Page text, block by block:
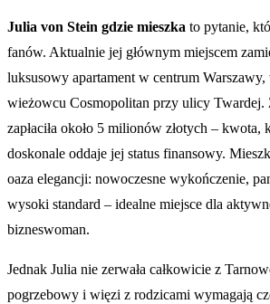
Julia von Stein gdzie mieszka to pytanie,
fanów. Aktualnie jej głównym miejscem
luksusowy apartament w centrum
wieżowcu Cosmopolitan przy ulicy Twardej.
zapłaciła około 5 milionów złotych – kwota,
doskonale oddaje jej status finansowy.
oaza elegancji: nowoczesne wykończenie,
wysoki standard – idealne miejsce dla
bizneswoman.
Jednak Julia nie zerwała całkowicie z
pogrzebowy i więzi z rodzicami wymagają